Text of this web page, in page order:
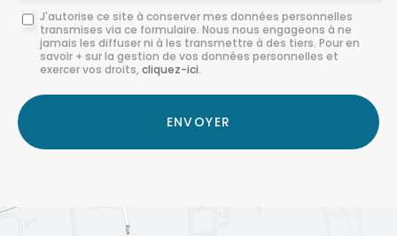
Message
J'autorise ce site à conserver mes données personnelles
transmises via ce formulaire. Nous nous engageons à ne
jamais les diffuser ni à les transmettre à des tiers. Pour en
savoir + sur la gestion de vos données personnelles et
exercer vos droits, cliquez-ici.
Acceptation
RGPD
*
ENVOYER